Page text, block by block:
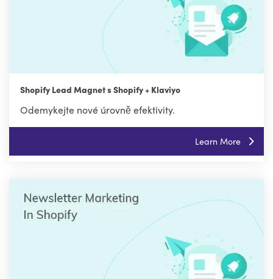
Shopify Lead Magnet s Shopify + Klaviyo
Odemykejte nové úrovně efektivity.
Learn More